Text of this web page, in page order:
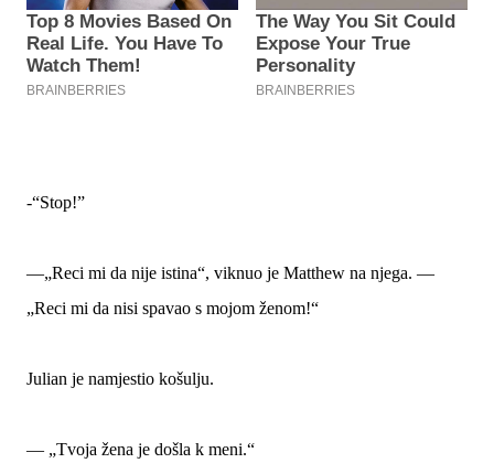
-“Stop!”
—„Reci mi da nije istina“, viknuo je Matthew na njega. —
„Reci mi da nisi spavao s mojom ženom!“
Julian je namjestio košulju.
— „Tvoja žena je došla k meni.“